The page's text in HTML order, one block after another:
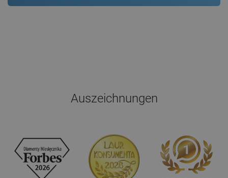
Auszeichnungen